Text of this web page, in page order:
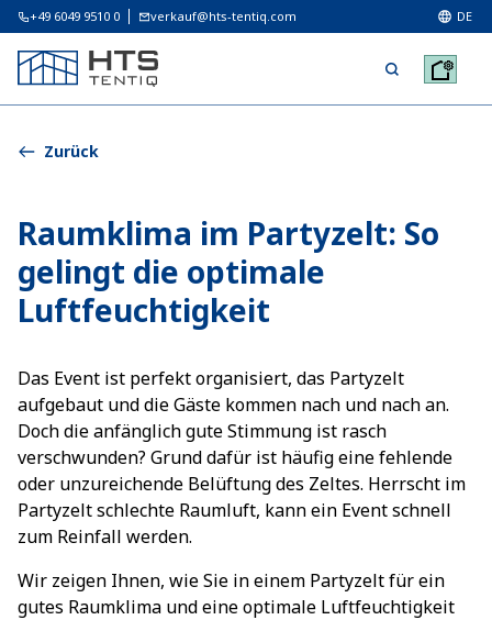
+49 6049 9510 0 verkauf@hts-tentiq.com DE
Zurück
Raumklima im Partyzelt: So
gelingt die optimale
Luftfeuchtigkeit
Das Event ist perfekt organisiert, das Partyzelt
aufgebaut und die Gäste kommen nach und nach an.
Doch die anfänglich gute Stimmung ist rasch
verschwunden? Grund dafür ist häufig eine fehlende
oder unzureichende Belüftung des Zeltes. Herrscht im
Partyzelt schlechte Raumluft, kann ein Event schnell
zum Reinfall werden.
Wir zeigen Ihnen, wie Sie in einem Partyzelt für ein
gutes Raumklima und eine optimale Luftfeuchtigkeit